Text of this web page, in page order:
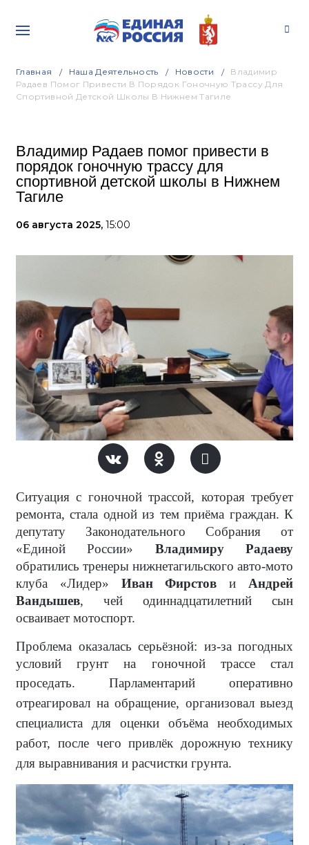
Главная Наша Деятельность Новости
Владимир
Радаев Помог Привести В Порядок Гоночную Трассу Для
Спортивной Детской Школы В Нижнем Тагиле
Владимир Радаев помог привести в
порядок гоночную трассу для
спортивной детской школы в Нижнем
Тагиле
06 августа 2025, 15:00
Ситуация с гоночной трассой, которая требует
ремонта, стала одной из тем приёма граждан. К
депутату Законодательного Собрания от
«Единой России» Владимиру Радаеву
обратились тренеры нижнетагильского авто-мото
клуба «Лидер» Иван Фирстов и Андрей
Вандышев, чей одиннадцатилетний сын
осваивает мотоспорт.
Проблема оказалась серьёзной: из-за погодных
условий грунт на гоночной трассе стал
проседать. Парламентарий оперативно
отреагировал на обращение, организовал выезд
специалиста для оценки объёма необходимых
работ, после чего привлёк дорожную технику
для выравнивания и расчистки грунта.